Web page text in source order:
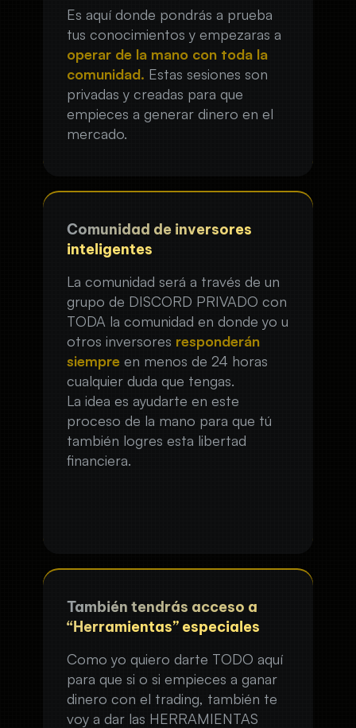
Es aquí donde pondrás a prueba
tus conocimientos y empezaras a
operar de la mano con toda la
comunidad. Estas sesiones son
privadas y creadas para que
empieces a generar dinero en el
mercado.
Comunidad de inversores
inteligentes
La comunidad será a través de un
grupo de DISCORD PRIVADO con
TODA la comunidad en donde yo u
otros inversores responderán
siempre en menos de 24 horas
cualquier duda que tengas.
La idea es ayudarte en este
proceso de la mano para que tú
también logres esta libertad
financiera.
También tendrás acceso a
“Herramientas” especiales
Como yo quiero darte TODO aquí
para que si o si empieces a ganar
dinero con el trading, también te
voy a dar las HERRAMIENTAS